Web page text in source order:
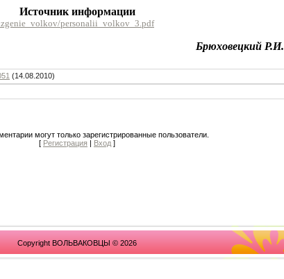
Источник информации
personalii_volkov_3.pdf
Брюховецкий Р.И.
(14.08.2010)
могут только зарегистрированные пользователи.
[ Регистрация | Вход ]
Copyright ВОЛЬВАКОВЦЫ © 2026